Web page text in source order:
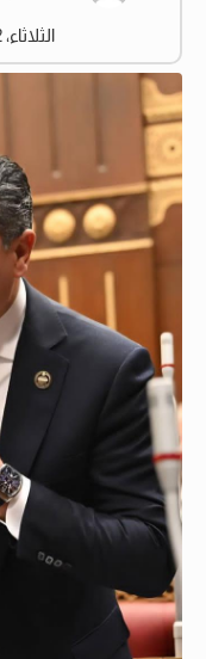
الثلاثاء، 12 مايو 2026 08:59 مساءً